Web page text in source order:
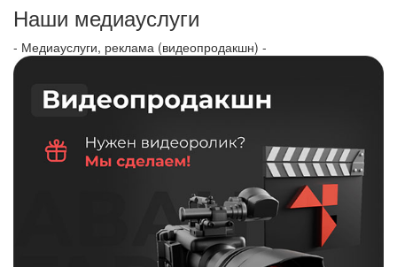
Наши медиауслуги
- Медиауслуги, реклама (видеопродакшн) -